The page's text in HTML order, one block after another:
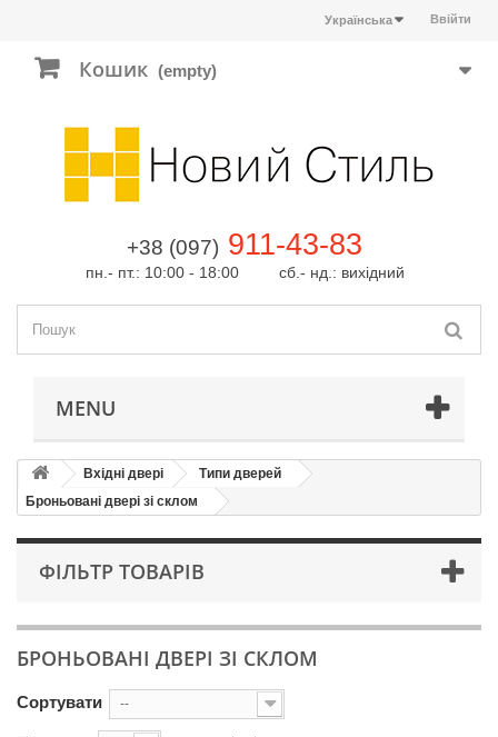
Ввійти
Українська
Кошик (empty)
+38 (097) 911-43-83
пн.- пт.: 10:00 - 18:00 сб.- нд.: вихідний
MENU
Вхідні двері
Типи дверей
Броньовані двері зі склом
ФІЛЬТР ТОВАРІВ
БРОНЬОВАНІ ДВЕРІ ЗІ СКЛОМ
Сортувати --